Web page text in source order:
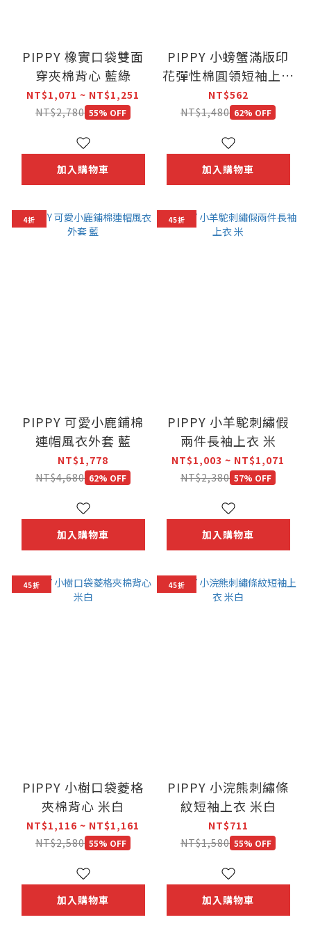
PIPPY 橡實口袋雙面
穿夾棉背心 藍綠
NT$1,071 ~ NT$1,251
NT$2,780 55% OFF
加入購物車
PIPPY 小螃蟹滿版印
花彈性棉圓領短袖上衣
白
NT$562
NT$1,480 62% OFF
加入購物車
4折
PIPPY 可愛小鹿鋪棉
連帽風衣外套 藍
NT$1,778
NT$4,680 62% OFF
加入購物車
45折
PIPPY 小羊駝刺繡假
兩件長袖上衣 米
NT$1,003 ~ NT$1,071
NT$2,380 57% OFF
加入購物車
45折
PIPPY 小樹口袋菱格
夾棉背心 米白
NT$1,116 ~ NT$1,161
NT$2,580 55% OFF
加入購物車
45折
PIPPY 小浣熊刺繡條
紋短袖上衣 米白
NT$711
NT$1,580 55% OFF
加入購物車